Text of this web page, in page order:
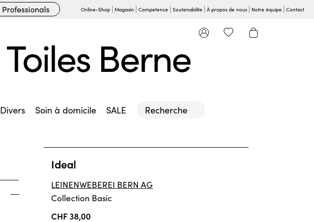
Professionals Online-Shop Magasin Competence Soutenabilite À propos de nous Notre équipe Contact
Divers Soin à domicile SALE Recherche
Ideal
LEINENWEBEREI BERN AG
Collection Basic
CHF 38,00